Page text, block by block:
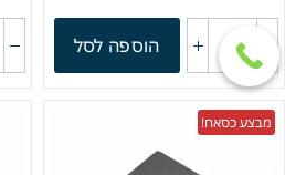
הוספה לסל
מבצע כסאח!